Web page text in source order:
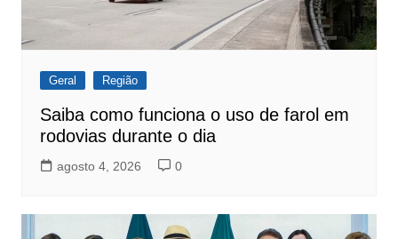
Geral Região
Saiba como funciona o uso de farol em
rodovias durante o dia
agosto 4, 2026 0